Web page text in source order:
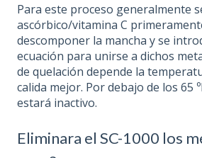
Para este proceso generalmente
ascórbico/vitamina C
descomponer la mancha y se
ecuación para unirse a dichos
de quelación depende la
calida mejor. Por debajo de los 65
estará inactivo.
Eliminara el SC-1000 los